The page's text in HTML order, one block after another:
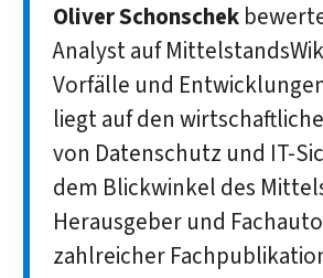
Oliver Schonschek
Analyst auf
Vorfälle und
liegt auf den
von Datenschutz und IT-
dem Blickwinkel des
Herausgeber und
zahlreicher